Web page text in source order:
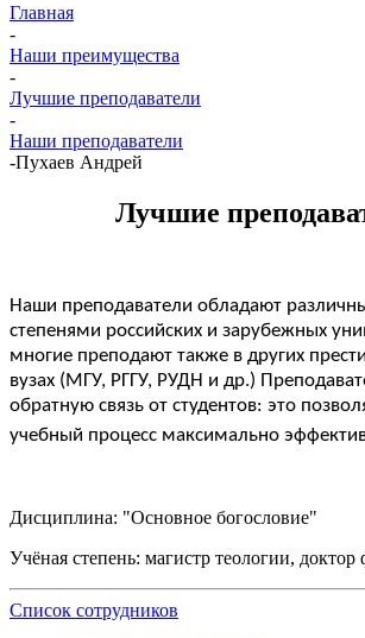
Главная
-
Наши преимущества
-
Лучшие преподаватели
-
Наши преподаватели
-Пухаев Андрей
Лучшие
Наши преподаватели обладают
степенями российских и зарубежных
многие преподают также в других
вузах (МГУ, РГГУ, РУДН и др.)
обратную связь от студентов: это
учебный процесс максимально
Дисциплина: "Основное богословие"
Учёная степень: магистр теологии,
Список сотрудников